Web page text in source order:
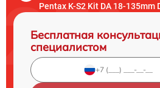
Pentax K-S2 Kit DA 18-135mm
Бесплатная
специалистом